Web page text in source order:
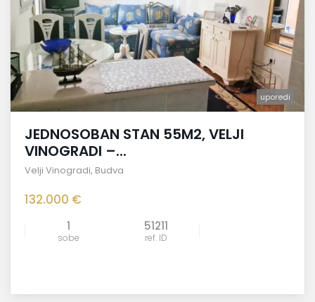
uporedi
JEDNOSOBAN STAN 55M2, VELJI
VINOGRADI –...
Velji Vinogradi, Budva
132.000 €
1
sobe
51211
ref. ID